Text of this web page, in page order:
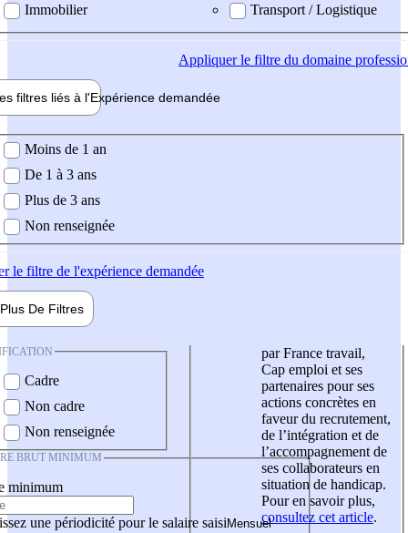
Immobilier
Transport / Logistique
Appliquerle filtre du domaine
filtres liés à l'Expérience demandée
demandée
Moins de 1 an
De 1 à 3 ans
Plus de 3 ans
Non renseignée
le filtre de l'expérience demandée
Plus De Filtres
Cadre
Non cadre
Non renseignée
BRUT MINIMUM
minimum
une périodicité pour le salaire saisi
par France travail,
Cap emploi et ses
partenaires pour ses
actions concrètes en
faveur du recrutement,
de l’intégration et de
l’accompagnement de
ses collaborateurs en
situation de handicap.
Pour en savoir plus,
consultez cet article.